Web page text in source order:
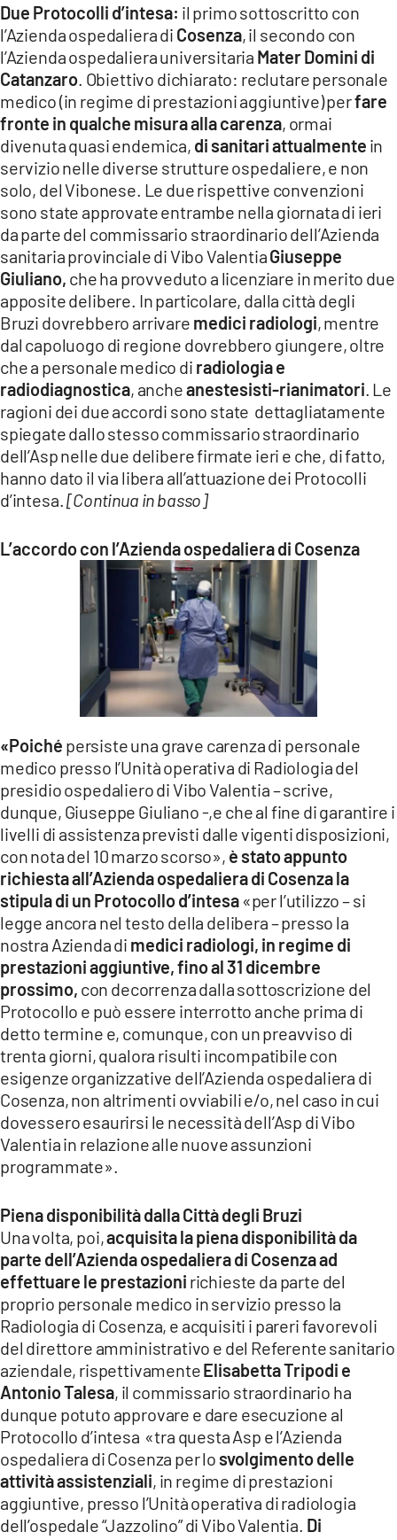
ILREGGINO.IT
COSENZACHANNEL.IT
ILVIBONESE.IT
CATANZAROCHANNEL.IT
LACAPITALENEWS.IT
App
ANDROID
APPLE
Due Protocolli d’intesa: il primo sottoscritto con
l’Azienda ospedaliera di Cosenza, il secondo con
l’Azienda ospedaliera universitaria Mater Domini di
Catanzaro . Obiettivo dichiarato: reclutare personale
medico (in regime di prestazioni aggiuntive) perfare
fronte in qualche misura alla carenza, ormai
divenuta quasi endemica, di sanitari attualmente in
servizio nelle diverse strutture ospedaliere, e non
solo, del Vibonese. Le due rispettive convenzioni
sono state approvate entrambe nella giornata di ieri
da parte del commissario straordinario dell’Azienda
sanitaria provinciale di Vibo ValentiaGiuseppe
Giuliano, che ha provveduto a licenziare in merito due
apposite delibere. In particolare, dalla città degli
Bruzi dovrebbero arrivare medici radiologi, mentre
dal capoluogo di regione dovrebbero giungere, oltre
che a personale medico di radiologia e
radiodiagnostica, ancheanestesisti-rianimatori . Le
ragioni dei due accordi sono state dettagliatamente
spiegate dallo stesso commissario straordinario
dell’Asp nelle due delibere firmate ieri e che, di fatto,
hanno dato il via libera all’attuazione dei Protocolli
d’intesa.[Continua in basso]
L’accordo con l’Azienda ospedaliera di Cosenza
«Poiché persiste una grave carenza di personale
medico presso l’Unità operativa di Radiologia del
presidio ospedaliero di Vibo Valentia – scrive,
dunque, Giuseppe Giuliano -,e che al fine di garantire i
livelli di assistenza previsti dalle vigenti disposizioni,
con nota del 10 marzo scorso», è stato appunto
richiesta all’Azienda ospedaliera di Cosenza la
stipula di un Protocollo d’intesa«per l’utilizzo – si
legge ancora nel testo della delibera – presso la
nostra Azienda di medici radiologi, in regime di
prestazioni aggiuntive, fino al 31 dicembre
prossimo, con decorrenza dalla sottoscrizione del
Protocollo e può essere interrotto anche prima di
detto termine e, comunque, con un preavviso di
trenta giorni, qualora risulti incompatibile con
esigenze organizzative dell’Azienda ospedaliera di
Cosenza, non altrimenti ovviabili e/o, nel caso in cui
dovessero esaurirsi le necessità dell’Asp di Vibo
Valentia in relazione alle nuove assunzioni
programmate».
Piena disponibilità dalla Città degli Bruzi
Una volta, poi,acquisita la piena disponibilità da
parte dell’Azienda ospedaliera di Cosenza ad
effettuare le prestazioni richieste da parte del
proprio personale medico in servizio presso la
Radiologia di Cosenza, e acquisiti i pareri favorevoli
del direttore amministrativo e del Referente sanitario
aziendale, rispettivamenteElisabetta Tripodi e
Antonio Talesa, il commissario straordinario ha
dunque potuto approvare e dare esecuzione al
Protocollo d’intesa «tra questa Asp e l’Azienda
ospedaliera di Cosenza per lo svolgimento delle
attività assistenziali, in regime di prestazioni
aggiuntive, presso l’Unità operativa di radiologia
dell’ospedale “Jazzolino” di Vibo Valentia. Di